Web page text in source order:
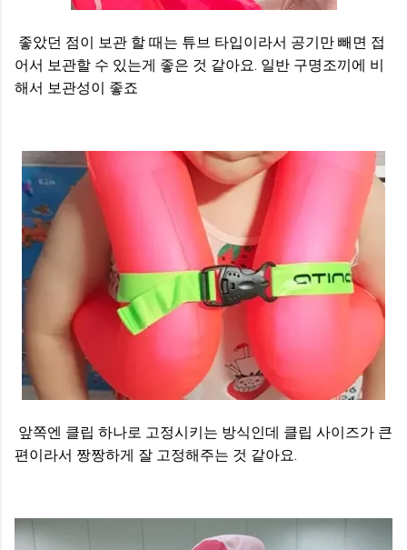
좋았던 점이 보관 할 때는 튜브 타입이라서 공기만 빼면 접
어서 보관할 수 있는게 좋은 것 같아요. 일반 구명조끼에 비
해서 보관성이 좋죠
앞쪽엔 클립 하나로 고정시키는 방식인데 클립 사이즈가 큰
편이라서 짱짱하게 잘 고정해주는 것 같아요.